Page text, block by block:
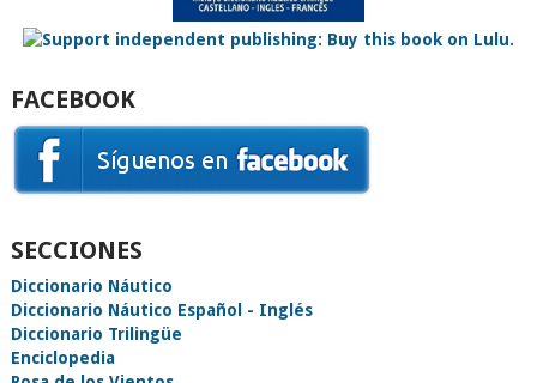
FACEBOOK
SECCIONES
Diccionario Náutico
Diccionario Náutico Español - Inglés
Diccionario Trilingüe
Enciclopedia